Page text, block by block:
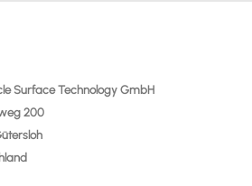
Surface Technology GmbH
200